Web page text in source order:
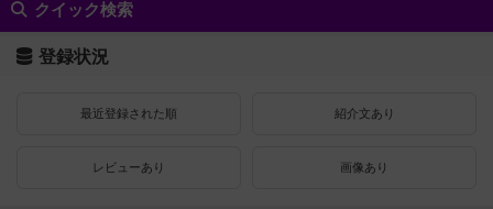
クイック検索
登録状況
最近登録された順 紹介文あり
レビューあり 画像あり